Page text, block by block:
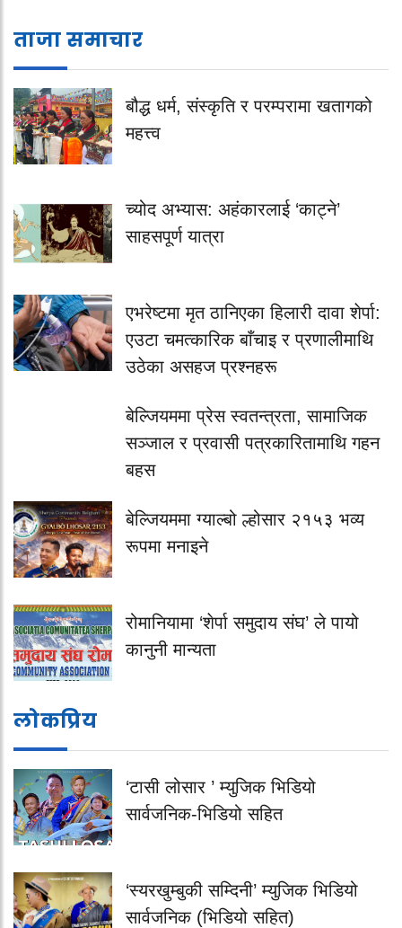
ताजा समाचार
बौद्ध धर्म, संस्कृति र परम्परामा खतागको
महत्त्व
च्योद अभ्यास: अहंकारलाई ‘काट्ने’
साहसपूर्ण यात्रा
एभरेष्टमा मृत ठानिएका हिलारी दावा शेर्पा:
एउटा चमत्कारिक बाँचाइ र प्रणालीमाथि
उठेका असहज प्रश्नहरू
बेल्जियममा प्रेस स्वतन्त्रता, सामाजिक
सञ्जाल र प्रवासी पत्रकारितामाथि गहन
बहस
बेल्जियममा ग्याल्बो ल्होसार २१५३ भव्य
रूपमा मनाइने
रोमानियामा ‘शेर्पा समुदाय संघ’ ले पायो
कानुनी मान्यता
लोकप्रिय
‘टासी लोसार ’ म्युजिक भिडियो
सार्वजनिक-भिडियो सहित
‘स्यरखुम्बुकी सम्दिनी’ म्युजिक भिडियो
सार्वजनिक (भिडियो सहित)